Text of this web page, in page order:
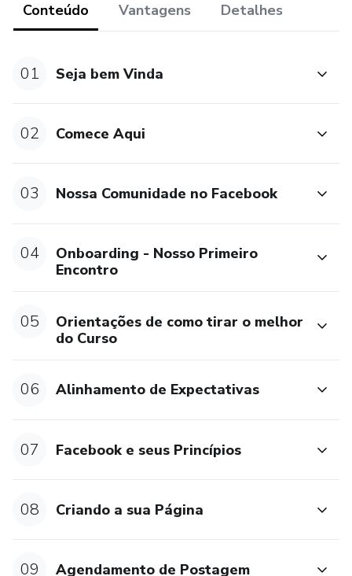
Conteúdo Vantagens Detalhes
01 Seja bem Vinda
02 Comece Aqui
03 Nossa Comunidade no Facebook
04
Onboarding - Nosso Primeiro
Encontro
05
Orientações de como tirar o melhor
do Curso
06 Alinhamento de Expectativas
07 Facebook e seus Princípios
08 Criando a sua Página
09 Agendamento de Postagem